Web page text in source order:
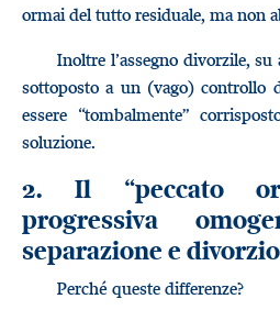
ormai del tutto residuale, ma non
Inoltre l’assegno divorzile,
sottoposto a un (vago) controllo
essere “tombalmente”
soluzione.
2. Il “peccato
progressiva
separazione e divorzio
Perché queste differenze?